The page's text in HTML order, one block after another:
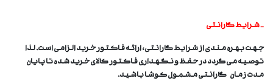
- شرایط گارانتی
جهت بهره مندی از شرایط گارانتی، ارائه فاکتور خرید الزامی است. لذا
توصیه می گردد در حفظ و نگهداری فاکتور کالای خرید شده تا پایان
مدت زمان گارانتی مشمول کوشا باشید.